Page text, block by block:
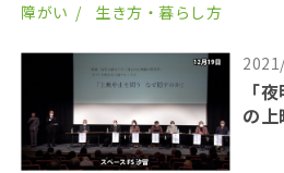
障がい
生き方・暮らし方
「
の